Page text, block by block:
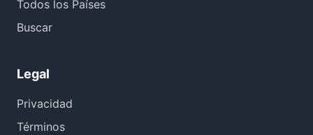
Todos los Países
Buscar
Legal
Privacidad
Términos